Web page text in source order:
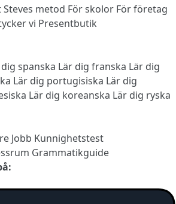
Steves metod För skolor För företag
vi Presentbutik
spanska Lär dig franska Lär dig
Lär dig portugisiska Lär dig
Lär dig koreanska Lär dig ryska
Jobb Kunnighetstest
Grammatikguide